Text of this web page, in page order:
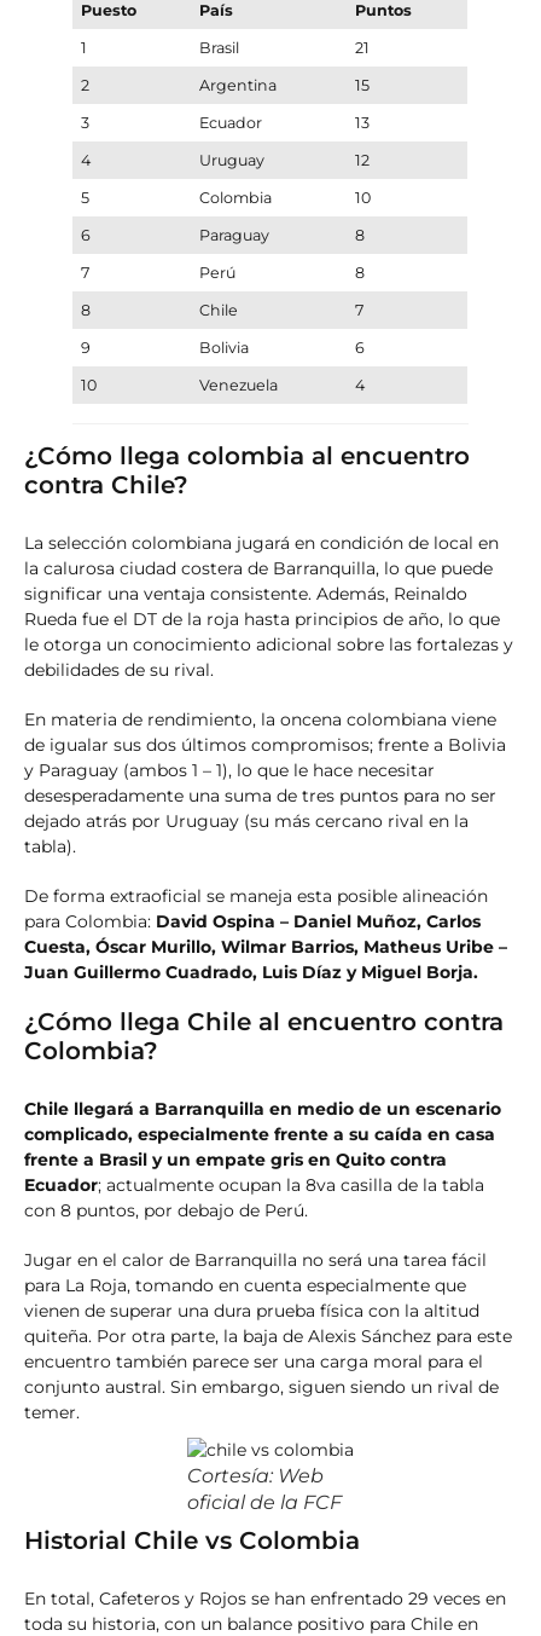
Puesto País Puntos
1 Brasil 21
2 Argentina 15
3 Ecuador 13
4 Uruguay 12
5 Colombia 10
6 Paraguay 8
7 Perú 8
8 Chile 7
9 Bolivia 6
10 Venezuela 4
¿Cómo llega colombia al encuentro
contra Chile?
La selección colombiana jugará en condición de local en
la calurosa ciudad costera de Barranquilla, lo que puede
significar una ventaja consistente. Además, Reinaldo
Rueda fue el DT de la roja hasta principios de año, lo que
le otorga un conocimiento adicional sobre las fortalezas y
debilidades de su rival.
En materia de rendimiento, la oncena colombiana viene
de igualar sus dos últimos compromisos; frente a Bolivia
y Paraguay (ambos 1 – 1), lo que le hace necesitar
desesperadamente una suma de tres puntos para no ser
dejado atrás por Uruguay (su más cercano rival en la
tabla).
De forma extraoficial se maneja esta posible alineación
para Colombia: David Ospina – Daniel Muñoz, Carlos
Cuesta, Óscar Murillo, Wilmar Barrios, Matheus Uribe –
Juan Guillermo Cuadrado, Luis Díaz y Miguel Borja.
¿Cómo llega Chile al encuentro contra
Colombia?
Chile llegará a Barranquilla en medio de un escenario
complicado, especialmente frente a su caída en casa
frente a Brasil y un empate gris en Quito contra
Ecuador; actualmente ocupan la 8va casilla de la tabla
con 8 puntos, por debajo de Perú.
Jugar en el calor de Barranquilla no será una tarea fácil
para La Roja, tomando en cuenta especialmente que
vienen de superar una dura prueba física con la altitud
quiteña. Por otra parte, la baja de Alexis Sánchez para este
encuentro también parece ser una carga moral para el
conjunto austral. Sin embargo, siguen siendo un rival de
temer.
Cortesía: Web
oficial de la FCF
Historial Chile vs Colombia
En total, Cafeteros y Rojos se han enfrentado 29 veces en
toda su historia, con un balance positivo para Chile en